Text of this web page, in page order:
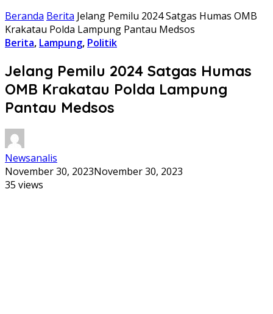
Beranda Berita Jelang Pemilu 2024 Satgas Humas OMB
Krakatau Polda Lampung Pantau Medsos
Berita, Lampung, Politik
Jelang Pemilu 2024 Satgas Humas
OMB Krakatau Polda Lampung
Pantau Medsos
Newsanalis
November 30, 2023November 30, 2023
35 views